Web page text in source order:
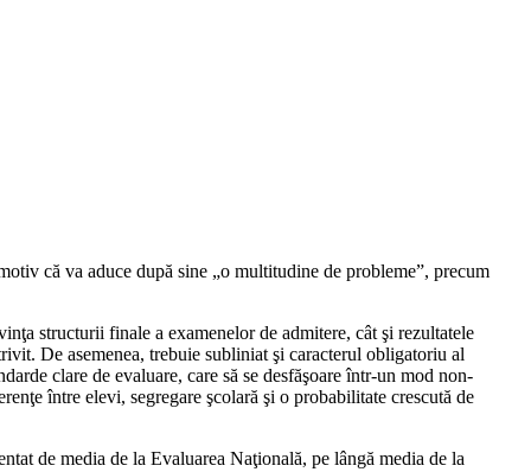
că va aduce după sine „o multitudine de probleme”, precum
structurii finale a examenelor de admitere, cât şi rezultatele
De asemenea, trebuie subliniat şi caracterul obligatoriu al
clare de evaluare, care să se desfăşoare într-un mod non-
între elevi, segregare şcolară şi o probabilitate crescută de
de media de la Evaluarea Naţională, pe lângă media de la